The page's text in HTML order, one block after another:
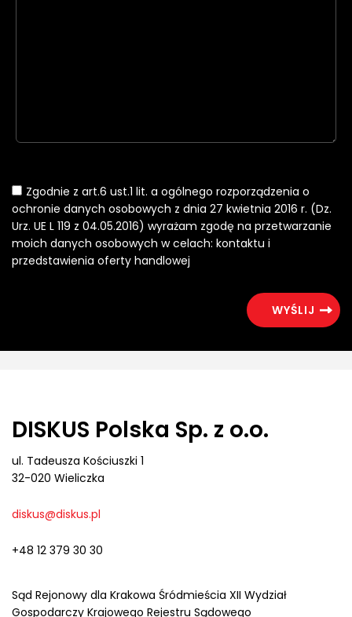
Zgodnie z art.6 ust.1 lit. a ogólnego rozporządzenia o
ochronie danych osobowych z dnia 27 kwietnia 2016 r. (Dz.
Urz. UE L 119 z 04.05.2016) wyrażam zgodę na przetwarzanie
moich danych osobowych w celach: kontaktu i
przedstawienia oferty handlowej
DISKUS Polska Sp. z o.o.
ul. Tadeusza Kościuszki 1
32-020 Wieliczka
diskus@diskus.pl
+48 12 379 30 30
Sąd Rejonowy dla Krakowa Śródmieścia XII Wydział
Gospodarczy Krajowego Rejestru Sądowego